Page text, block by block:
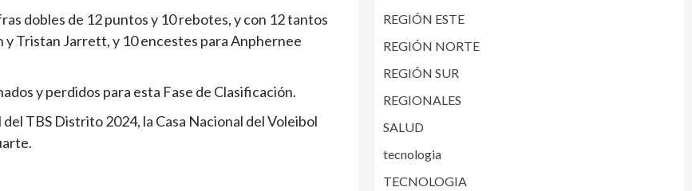
dobles de 12 puntos y 10 rebotes, y con 12 tantos
Tristan Jarrett, y 10 encestes para Anphernee
y perdidos para esta Fase de Clasificación.
TBS Distrito 2024, la Casa Nacional del Voleibol
REGIÓN ESTE
REGIÓN NORTE
REGIÓN SUR
REGIONALES
SALUD
tecnologia
TECNOLOGIA